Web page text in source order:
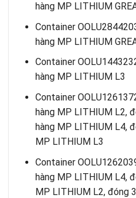
hàng MP LITHIUM
Container
hàng MP LITHIUM
Container
hàng MP LITHIUM L3
Container
hàng MP LITHIUM L2,
hàng MP LITHIUM L4,
MP LITHIUM L3
Container
hàng MP LITHIUM L4,
MP LITHIUM L2, đóng